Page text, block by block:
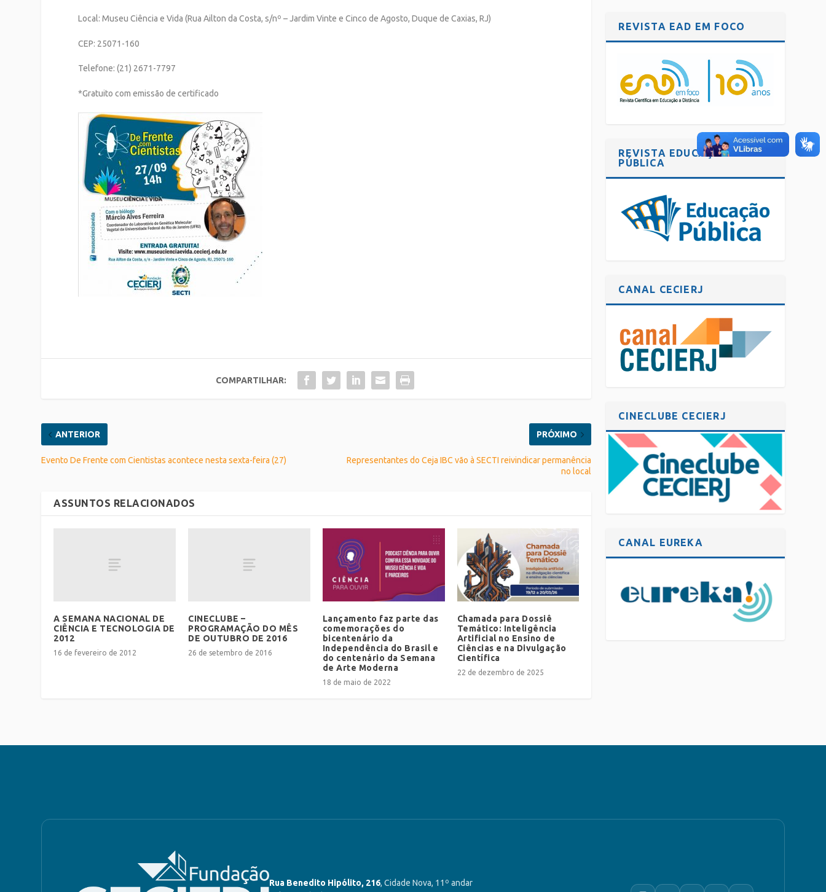
Local: Museu Ciência e Vida (Rua Ailton da Costa, s/nº – Jardim Vinte e Cinco de Agosto, Duque de Caxias, RJ)
CEP: 25071-160
Telefone: (21) 2671-7797
*Gratuito com emissão de certificado
COMPARTILHAR:
ANTERIOR
Evento De Frente com Cientistas acontece nesta sexta-feira (27)
PRÓXIMO
Representantes do Ceja IBC vão à SECTI reivindicar permanência
no local
ASSUNTOS RELACIONADOS
A SEMANA NACIONAL DE
CIÊNCIA E TECNOLOGIA DE
2012
16 de fevereiro de 2012
CINECLUBE –
PROGRAMAÇÃO DO MÊS
DE OUTUBRO DE 2016
26 de setembro de 2016
Lançamento faz parte das
comemorações do
bicentenário da
Independência do Brasil e
do centenário da Semana
de Arte Moderna
18 de maio de 2022
Chamada para Dossiê
Temático: Inteligência
Artificial no Ensino de
Ciências e na Divulgação
Científica
22 de dezembro de 2025
REVISTA EAD EM FOCO
REVISTA EDUCAÇÃO
PÚBLICA
CANAL CECIERJ
CINECLUBE CECIERJ
CANAL EUREKA
Rua Benedito Hipólito, 216, Cidade Nova, 11º andar